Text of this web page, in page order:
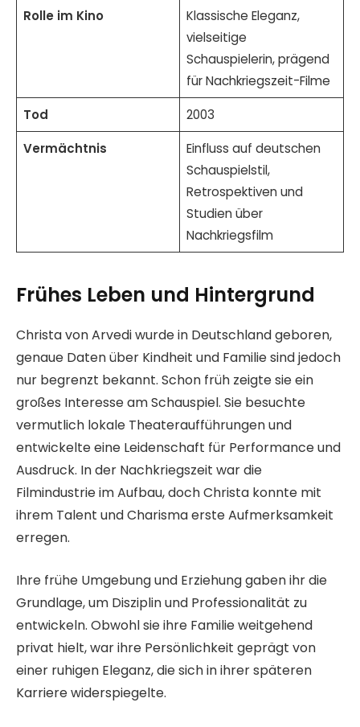
Rolle im Kino
Klassische Eleganz,
vielseitige
Schauspielerin, prägend
für Nachkriegszeit-Filme
Tod
2003
Vermächtnis
Einfluss auf deutschen
Schauspielstil,
Retrospektiven und
Studien über
Nachkriegsfilm
Frühes Leben und Hintergrund
Christa von Arvedi wurde in Deutschland geboren,
genaue Daten über Kindheit und Familie sind jedoch
nur begrenzt bekannt. Schon früh zeigte sie ein
großes Interesse am Schauspiel. Sie besuchte
vermutlich lokale Theateraufführungen und
entwickelte eine Leidenschaft für Performance und
Ausdruck. In der Nachkriegszeit war die
Filmindustrie im Aufbau, doch Christa konnte mit
ihrem Talent und Charisma erste Aufmerksamkeit
erregen.
Ihre frühe Umgebung und Erziehung gaben ihr die
Grundlage, um Disziplin und Professionalität zu
entwickeln. Obwohl sie ihre Familie weitgehend
privat hielt, war ihre Persönlichkeit geprägt von
einer ruhigen Eleganz, die sich in ihrer späteren
Karriere widerspiegelte.